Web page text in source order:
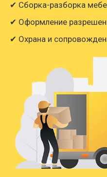
✔ Сборка-разборка
✔ Оформление
✔ Охрана и